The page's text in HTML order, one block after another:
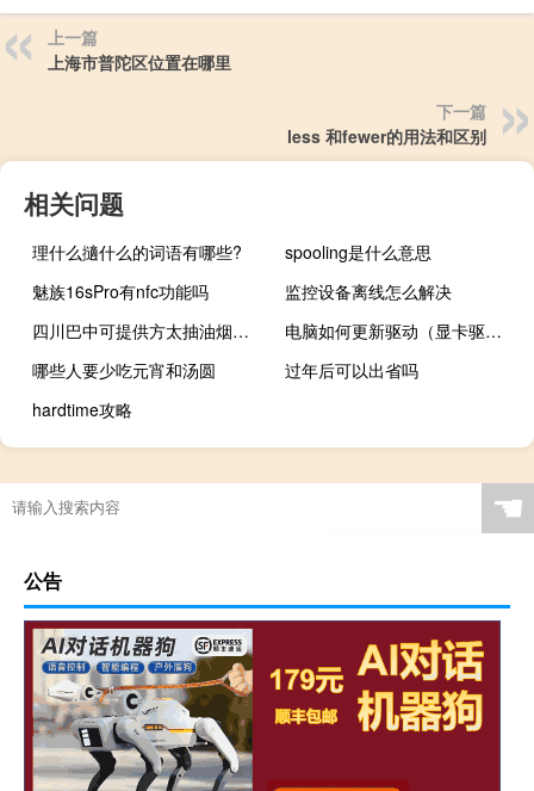
上一篇
上海市普陀区位置在哪里
下一篇
less 和fewer的用法和区别
相关问题
理什么擿什么的词语有哪些?
spooling是什么意思
魅族16sPro有nfc功能吗
监控设备离线怎么解决
四川巴中可提供方太抽油烟机维修服务地址在哪
电脑如何更新驱动（显卡驱动怎么升级）
哪些人要少吃元宵和汤圆
过年后可以出省吗
hardtime攻略
☚
公告